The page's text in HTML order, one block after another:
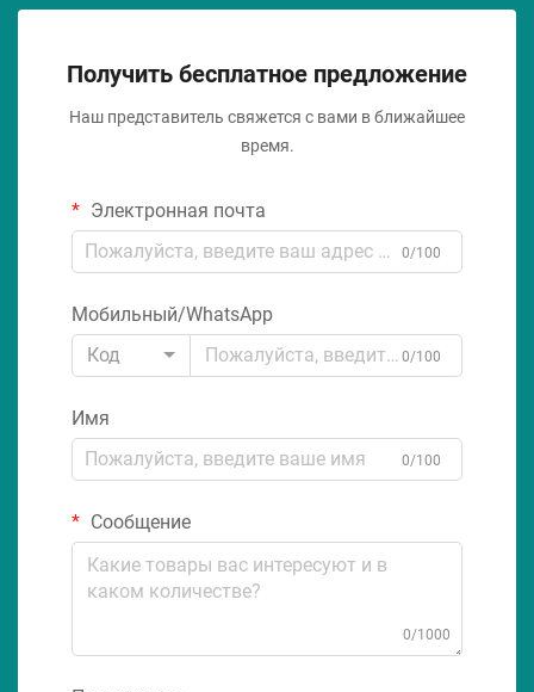
Получить бесплатное предложение
Наш представитель свяжется с вами в ближайшее
время.
Электронная почта
0/100
Мобильный/WhatsApp
Код
0/100
Имя
0/100
Сообщение
0/1000